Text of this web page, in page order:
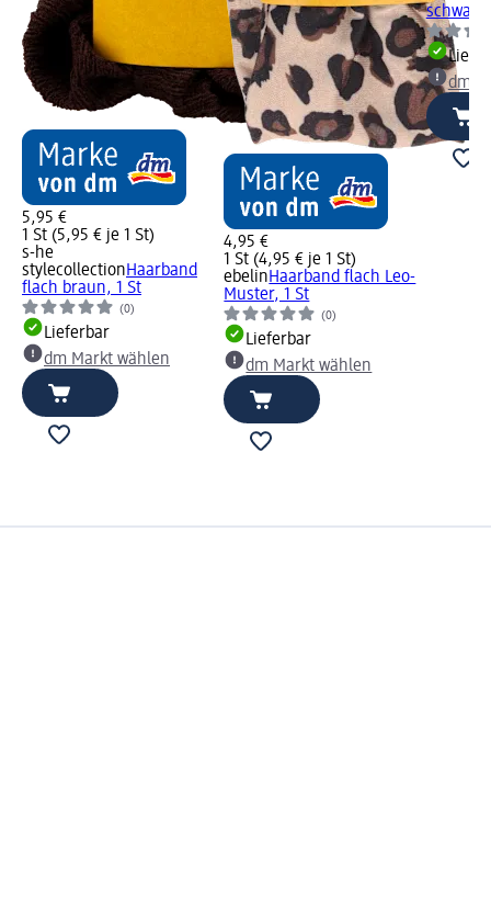
5,95 €
1 St (5,95 € je 1 St)
s-he
stylecollectionHaarband
flach braun, 1 St
(0)
Lieferbar
dm Markt wählen
4,95 €
1 St (4,95 € je 1 St)
ebelinHaarband flach Leo-
Muster, 1 St
(0)
Lieferbar
dm Markt wählen
dm